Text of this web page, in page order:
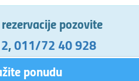
pozovite
,011/72 40 928
ponudu